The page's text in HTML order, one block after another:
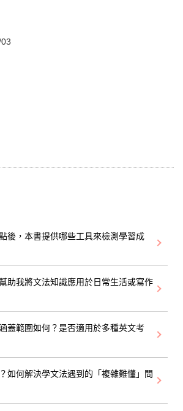
後，本書提供哪些工具來檢測學習成
助我將文法知識應用於日常生活或寫作
蓋範圍如何？是否適用於多種英文考
如何解決學文法遇到的「複雜難懂」問